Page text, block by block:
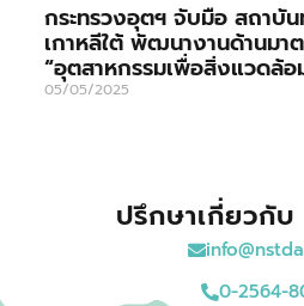
กระทรวงอุตฯ จับมือ สถาบั
เกาหลีใต้ พัฒนางานด้านมา
“อุตสาหกรรมเพื่อสิ่งแวดล้อ
05/05/2025
ปรึกษาเกี่ยวกับ
0-2564-